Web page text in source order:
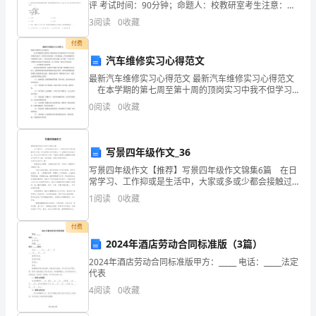
序，
评 考试时间：90分钟；命题人：校教研室考生注意：
1、本卷分第I卷（选择题）和第Ⅱ卷（非选择题）两部
分，满分100分，考试时间90分钟2、答卷前，考生务
3阅读 0收藏
付费
汽车维修实习心得范文
最新汽车维修实习心得范文 最新汽车维修实习心得范文
在本学期的第七周至第十周的顶岗实习中我不但学习
了汽车的各种相关技术（主要有汽车的美容、汽车的钣
金、汽车的喷漆和汽车机修四个方面），还学会怎样与
0阅读 0收藏
写景四年级作文_36
写景四年级作文【推荐】写景四年级作文锦集6篇 在日
常学习、工作抑或是生活中，大家或多或少都会接触过
作文吧，作文是通过文字来表达一个主题意义的记叙方
法。那么你有了解过作文吗？下面是小编帮大家整理的
1阅读 0收藏
付费
2024年酒店劳动合同标准版（3篇）
2024年酒店劳动合同标准版甲方：_____ 电话：_____法定
代表
4阅读 0收藏